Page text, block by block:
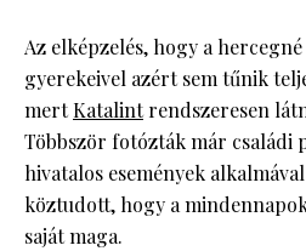
Az elképzelés, hogy a
gyerekeivel azért sem tűnik
mertKatalintrendszeresen
Többször fotózták már családi
hivatalos események
köztudott, hogy a
saját maga.